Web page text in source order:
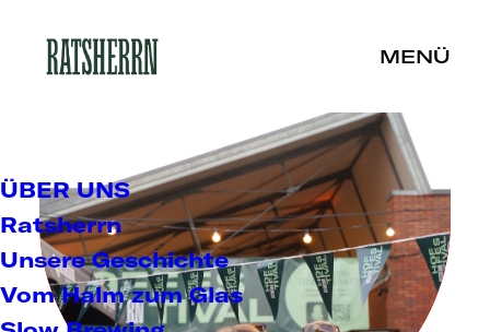
ÜBER UNS
Ratsherrn
Unsere Geschichte
Vom Halm zum Glas